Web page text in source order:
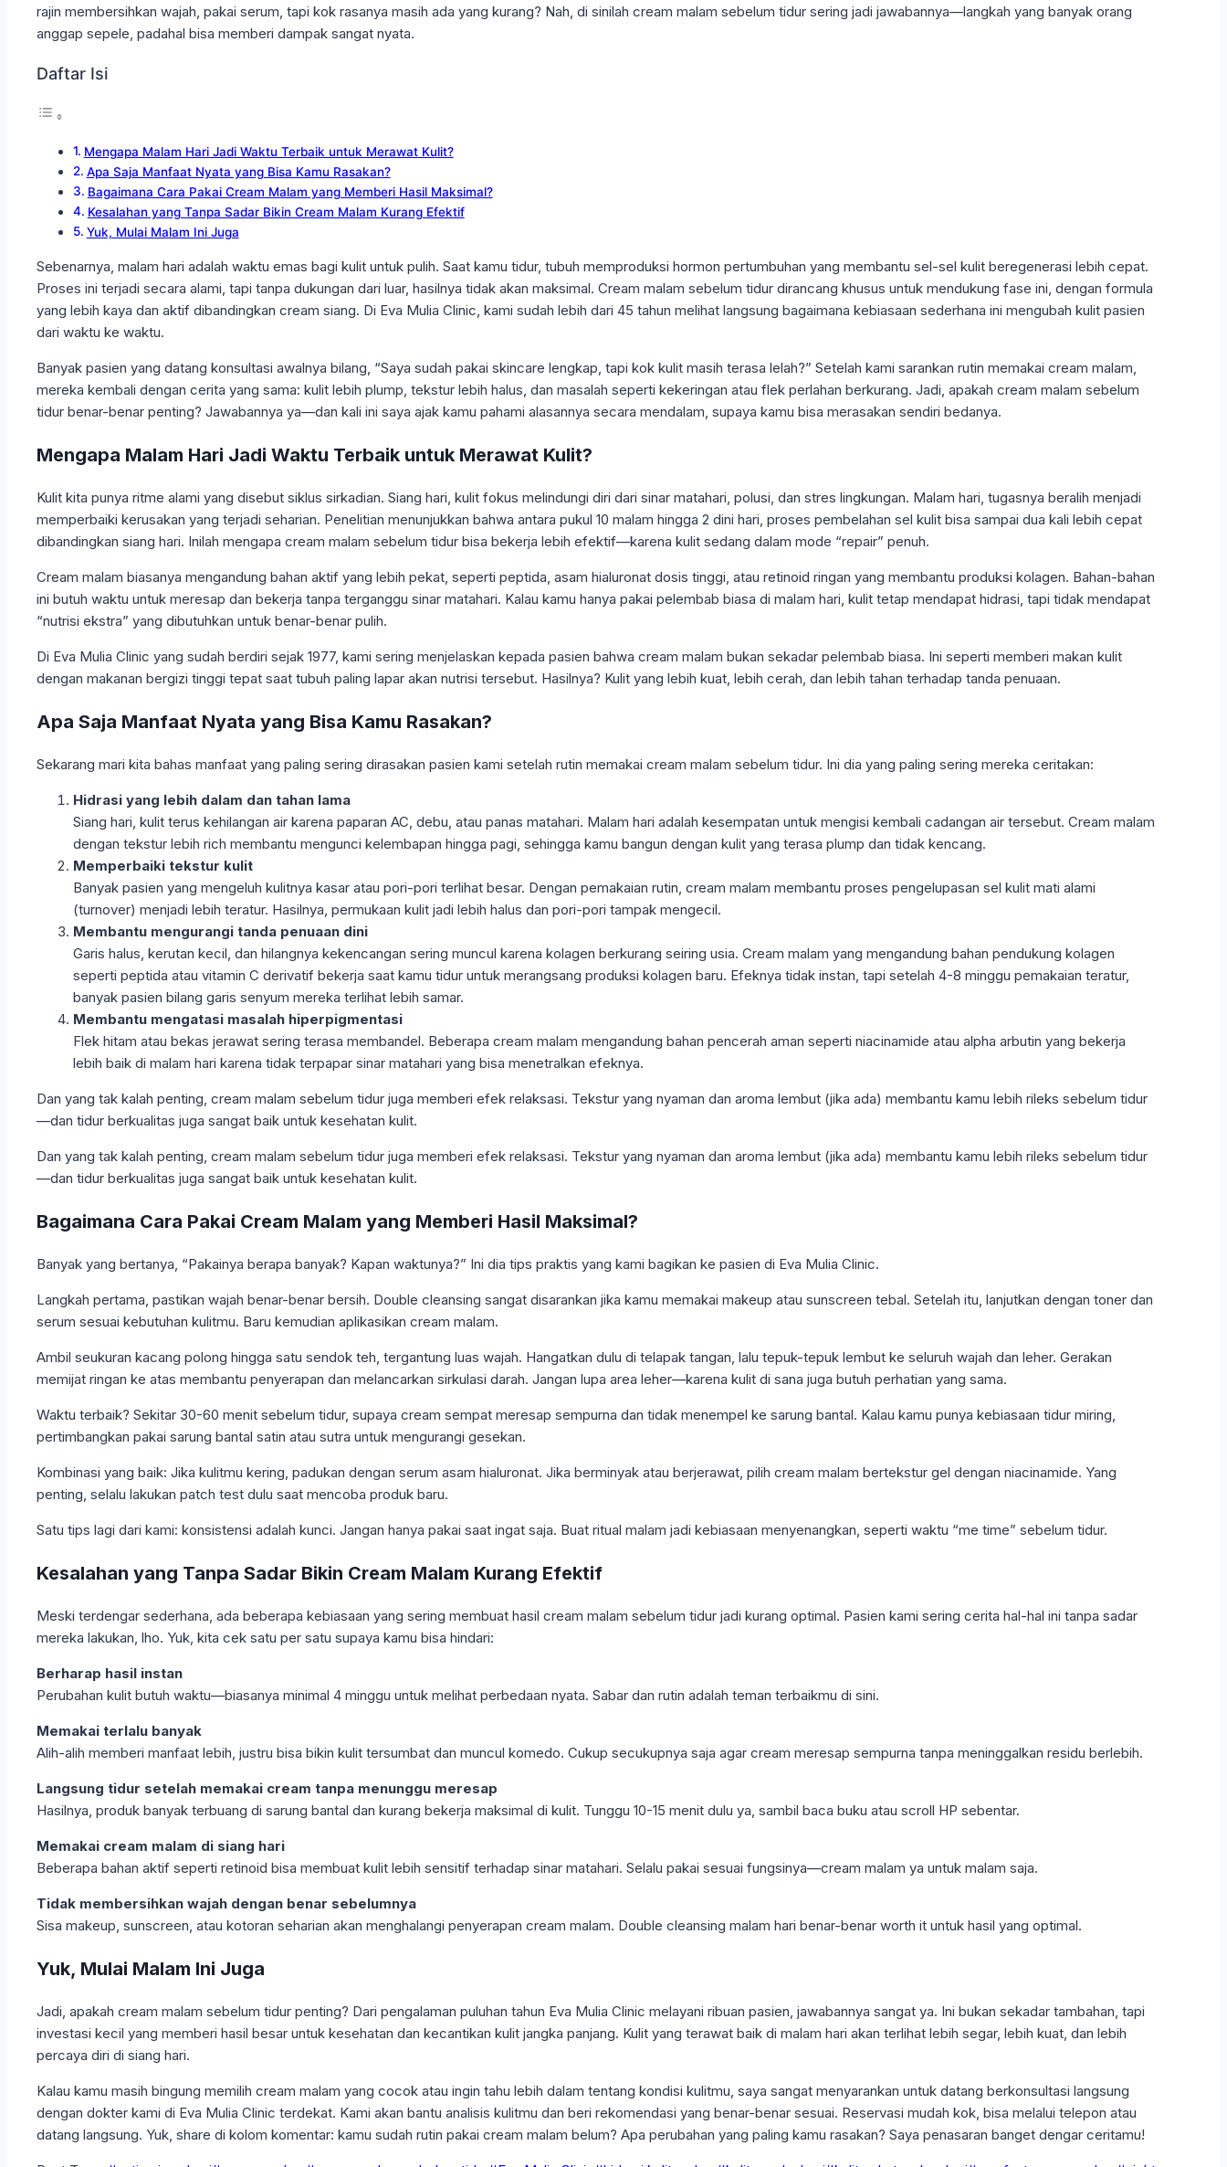
rajin membersihkan wajah, pakai serum, tapi kok rasanya masih ada yang kurang? Nah, di sinilah cream malam sebelum tidur sering jadi jawabannya—langkah yang banyak orang
anggap sepele, padahal bisa memberi dampak sangat nyata.
Daftar Isi
Mengapa Malam Hari Jadi Waktu Terbaik untuk Merawat Kulit?
Apa Saja Manfaat Nyata yang Bisa Kamu Rasakan?
Bagaimana Cara Pakai Cream Malam yang Memberi Hasil Maksimal?
Kesalahan yang Tanpa Sadar Bikin Cream Malam Kurang Efektif
Yuk, Mulai Malam Ini Juga
Sebenarnya, malam hari adalah waktu emas bagi kulit untuk pulih. Saat kamu tidur, tubuh memproduksi hormon pertumbuhan yang membantu sel-sel kulit beregenerasi lebih cepat.
Proses ini terjadi secara alami, tapi tanpa dukungan dari luar, hasilnya tidak akan maksimal. Cream malam sebelum tidur dirancang khusus untuk mendukung fase ini, dengan formula
yang lebih kaya dan aktif dibandingkan cream siang. Di Eva Mulia Clinic, kami sudah lebih dari 45 tahun melihat langsung bagaimana kebiasaan sederhana ini mengubah kulit pasien
dari waktu ke waktu.
Banyak pasien yang datang konsultasi awalnya bilang, “Saya sudah pakai skincare lengkap, tapi kok kulit masih terasa lelah?” Setelah kami sarankan rutin memakai cream malam,
mereka kembali dengan cerita yang sama: kulit lebih plump, tekstur lebih halus, dan masalah seperti kekeringan atau flek perlahan berkurang. Jadi, apakah cream malam sebelum
tidur benar-benar penting? Jawabannya ya—dan kali ini saya ajak kamu pahami alasannya secara mendalam, supaya kamu bisa merasakan sendiri bedanya.
Mengapa Malam Hari Jadi Waktu Terbaik untuk Merawat Kulit?
Kulit kita punya ritme alami yang disebut siklus sirkadian. Siang hari, kulit fokus melindungi diri dari sinar matahari, polusi, dan stres lingkungan. Malam hari, tugasnya beralih menjadi
memperbaiki kerusakan yang terjadi seharian. Penelitian menunjukkan bahwa antara pukul 10 malam hingga 2 dini hari, proses pembelahan sel kulit bisa sampai dua kali lebih cepat
dibandingkan siang hari. Inilah mengapa cream malam sebelum tidur bisa bekerja lebih efektif—karena kulit sedang dalam mode “repair” penuh.
Cream malam biasanya mengandung bahan aktif yang lebih pekat, seperti peptida, asam hialuronat dosis tinggi, atau retinoid ringan yang membantu produksi kolagen. Bahan-bahan
ini butuh waktu untuk meresap dan bekerja tanpa terganggu sinar matahari. Kalau kamu hanya pakai pelembab biasa di malam hari, kulit tetap mendapat hidrasi, tapi tidak mendapat
“nutrisi ekstra” yang dibutuhkan untuk benar-benar pulih.
Di Eva Mulia Clinic yang sudah berdiri sejak 1977, kami sering menjelaskan kepada pasien bahwa cream malam bukan sekadar pelembab biasa. Ini seperti memberi makan kulit
dengan makanan bergizi tinggi tepat saat tubuh paling lapar akan nutrisi tersebut. Hasilnya? Kulit yang lebih kuat, lebih cerah, dan lebih tahan terhadap tanda penuaan.
Apa Saja Manfaat Nyata yang Bisa Kamu Rasakan?
Sekarang mari kita bahas manfaat yang paling sering dirasakan pasien kami setelah rutin memakai cream malam sebelum tidur. Ini dia yang paling sering mereka ceritakan:
Hidrasi yang lebih dalam dan tahan lama
Siang hari, kulit terus kehilangan air karena paparan AC, debu, atau panas matahari. Malam hari adalah kesempatan untuk mengisi kembali cadangan air tersebut. Cream malam
dengan tekstur lebih rich membantu mengunci kelembapan hingga pagi, sehingga kamu bangun dengan kulit yang terasa plump dan tidak kencang.
Memperbaiki tekstur kulit
Banyak pasien yang mengeluh kulitnya kasar atau pori-pori terlihat besar. Dengan pemakaian rutin, cream malam membantu proses pengelupasan sel kulit mati alami
(turnover) menjadi lebih teratur. Hasilnya, permukaan kulit jadi lebih halus dan pori-pori tampak mengecil.
Membantu mengurangi tanda penuaan dini
Garis halus, kerutan kecil, dan hilangnya kekencangan sering muncul karena kolagen berkurang seiring usia. Cream malam yang mengandung bahan pendukung kolagen
seperti peptida atau vitamin C derivatif bekerja saat kamu tidur untuk merangsang produksi kolagen baru. Efeknya tidak instan, tapi setelah 4-8 minggu pemakaian teratur,
banyak pasien bilang garis senyum mereka terlihat lebih samar.
Membantu mengatasi masalah hiperpigmentasi
Flek hitam atau bekas jerawat sering terasa membandel. Beberapa cream malam mengandung bahan pencerah aman seperti niacinamide atau alpha arbutin yang bekerja
lebih baik di malam hari karena tidak terpapar sinar matahari yang bisa menetralkan efeknya.
Dan yang tak kalah penting, cream malam sebelum tidur juga memberi efek relaksasi. Tekstur yang nyaman dan aroma lembut (jika ada) membantu kamu lebih rileks sebelum tidur
—dan tidur berkualitas juga sangat baik untuk kesehatan kulit.
Dan yang tak kalah penting, cream malam sebelum tidur juga memberi efek relaksasi. Tekstur yang nyaman dan aroma lembut (jika ada) membantu kamu lebih rileks sebelum tidur
—dan tidur berkualitas juga sangat baik untuk kesehatan kulit.
Bagaimana Cara Pakai Cream Malam yang Memberi Hasil Maksimal?
Banyak yang bertanya, “Pakainya berapa banyak? Kapan waktunya?” Ini dia tips praktis yang kami bagikan ke pasien di Eva Mulia Clinic.
Langkah pertama, pastikan wajah benar-benar bersih. Double cleansing sangat disarankan jika kamu memakai makeup atau sunscreen tebal. Setelah itu, lanjutkan dengan toner dan
serum sesuai kebutuhan kulitmu. Baru kemudian aplikasikan cream malam.
Ambil seukuran kacang polong hingga satu sendok teh, tergantung luas wajah. Hangatkan dulu di telapak tangan, lalu tepuk-tepuk lembut ke seluruh wajah dan leher. Gerakan
memijat ringan ke atas membantu penyerapan dan melancarkan sirkulasi darah. Jangan lupa area leher—karena kulit di sana juga butuh perhatian yang sama.
Waktu terbaik? Sekitar 30-60 menit sebelum tidur, supaya cream sempat meresap sempurna dan tidak menempel ke sarung bantal. Kalau kamu punya kebiasaan tidur miring,
pertimbangkan pakai sarung bantal satin atau sutra untuk mengurangi gesekan.
Kombinasi yang baik: Jika kulitmu kering, padukan dengan serum asam hialuronat. Jika berminyak atau berjerawat, pilih cream malam bertekstur gel dengan niacinamide. Yang
penting, selalu lakukan patch test dulu saat mencoba produk baru.
Satu tips lagi dari kami: konsistensi adalah kunci. Jangan hanya pakai saat ingat saja. Buat ritual malam jadi kebiasaan menyenangkan, seperti waktu “me time” sebelum tidur.
Kesalahan yang Tanpa Sadar Bikin Cream Malam Kurang Efektif
Meski terdengar sederhana, ada beberapa kebiasaan yang sering membuat hasil cream malam sebelum tidur jadi kurang optimal. Pasien kami sering cerita hal-hal ini tanpa sadar
mereka lakukan, lho. Yuk, kita cek satu per satu supaya kamu bisa hindari:
Berharap hasil instan
Perubahan kulit butuh waktu—biasanya minimal 4 minggu untuk melihat perbedaan nyata. Sabar dan rutin adalah teman terbaikmu di sini.
Memakai terlalu banyak
Alih-alih memberi manfaat lebih, justru bisa bikin kulit tersumbat dan muncul komedo. Cukup secukupnya saja agar cream meresap sempurna tanpa meninggalkan residu berlebih.
Langsung tidur setelah memakai cream tanpa menunggu meresap
Hasilnya, produk banyak terbuang di sarung bantal dan kurang bekerja maksimal di kulit. Tunggu 10-15 menit dulu ya, sambil baca buku atau scroll HP sebentar.
Memakai cream malam di siang hari
Beberapa bahan aktif seperti retinoid bisa membuat kulit lebih sensitif terhadap sinar matahari. Selalu pakai sesuai fungsinya—cream malam ya untuk malam saja.
Tidak membersihkan wajah dengan benar sebelumnya
Sisa makeup, sunscreen, atau kotoran seharian akan menghalangi penyerapan cream malam. Double cleansing malam hari benar-benar worth it untuk hasil yang optimal.
Yuk, Mulai Malam Ini Juga
Jadi, apakah cream malam sebelum tidur penting? Dari pengalaman puluhan tahun Eva Mulia Clinic melayani ribuan pasien, jawabannya sangat ya. Ini bukan sekadar tambahan, tapi
investasi kecil yang memberi hasil besar untuk kesehatan dan kecantikan kulit jangka panjang. Kulit yang terawat baik di malam hari akan terlihat lebih segar, lebih kuat, dan lebih
percaya diri di siang hari.
Kalau kamu masih bingung memilih cream malam yang cocok atau ingin tahu lebih dalam tentang kondisi kulitmu, saya sangat menyarankan untuk datang berkonsultasi langsung
dengan dokter kami di Eva Mulia Clinic terdekat. Kami akan bantu analisis kulitmu dan beri rekomendasi yang benar-benar sesuai. Reservasi mudah kok, bisa melalui telepon atau
datang langsung. Yuk, share di kolom komentar: kamu sudah rutin pakai cream malam belum? Apa perubahan yang paling kamu rasakan? Saya penasaran banget dengar ceritamu!